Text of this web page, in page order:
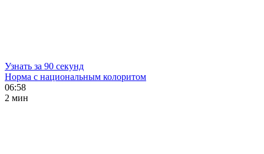
Узнать за 90 секунд
Норма с национальным колоритом
06:58
2 мин